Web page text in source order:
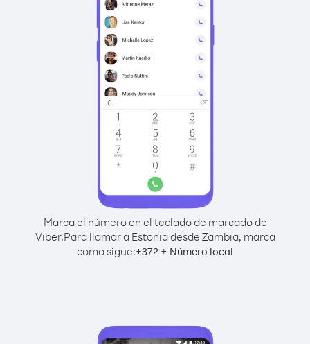
Marca el número en el teclado de marcado de
Viber.Para llamar a Estonia desde Zambia, marca
como sigue:+372 + Número local